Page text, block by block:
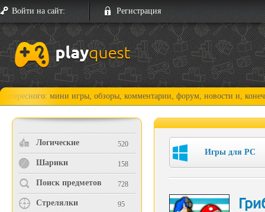
Войти на сайт: Регистрация
мини игры, обзоры, комментарии, форум, новости и, конечно,
Логические 520
Шарики 158
Поиск предметов 728
Стрелялки 95
Игры для PC